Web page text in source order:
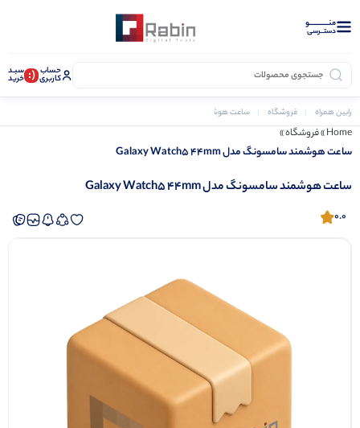
منــــــــــــو
دستــرسی
حساب
کاربری (: سبـد
خرید
رابین همراه فروشگاه ساعت هوشمند
Home
»فروشگاه»
ساعت هوشمند سامسونگ مدل Galaxy Watch5 44mm
ساعت هوشمند سامسونگ مدل Galaxy Watch5 44mm
0.0